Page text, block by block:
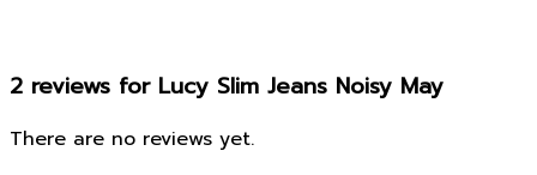
2 reviews for Lucy Slim Jeans Noisy May
There are no reviews yet.